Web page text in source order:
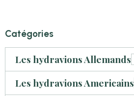
Catégories
Les hydravions Allemands
Les hydravions Americains